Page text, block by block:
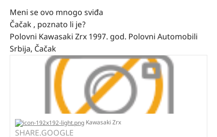
Meni se ovo mnogo sviđa
Čačak , poznato li je?
Polovni Kawasaki Zrx 1997. god. Polovni Automobili
Srbija, Čačak
Kawasaki Zrx
SHARE.GOOGLE